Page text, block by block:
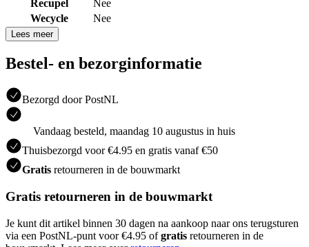
Recupel
Nee
Wecycle
Nee
Lees meer
Bestel- en bezorginformatie
Bezorgd door PostNL
Vandaag besteld, maandag 10 augustus in huis
Thuisbezorgd voor €4.95 en gratis vanaf €50
Gratis retourneren in de bouwmarkt
Gratis retourneren in de bouwmarkt
Je kunt dit artikel binnen 30 dagen na aankoop naar ons terugsturen
via een PostNL-punt voor €4.95 ofgratis retourneren in de